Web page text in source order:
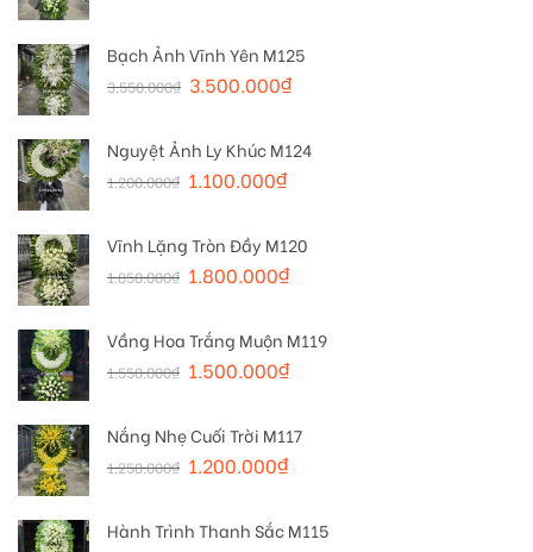
Bạch Ảnh Vĩnh Yên M125
3.550.000₫ 3.500.000₫
Nguyệt Ảnh Ly Khúc M124
1.200.000₫ 1.100.000₫
Vĩnh Lặng Tròn Đầy M120
1.850.000₫ 1.800.000₫
Vầng Hoa Trắng Muộn M119
1.550.000₫ 1.500.000₫
Nắng Nhẹ Cuối Trời M117
1.250.000₫ 1.200.000₫
Hành Trình Thanh Sắc M115